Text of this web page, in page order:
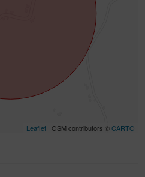
Leaflet| OSM contributors ©CARTO